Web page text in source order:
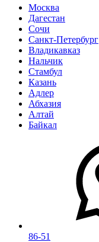
Москва
Дагестан
Сочи
Санкт-Петербург
Владикавказ
Нальчик
Стамбул
Казань
Адлер
Абхазия
Алтай
Байкал
86-51